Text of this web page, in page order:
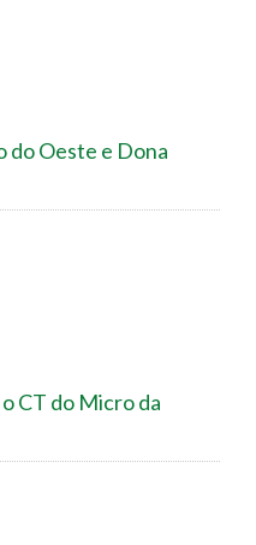
do Oeste e Dona
CT do Micro da